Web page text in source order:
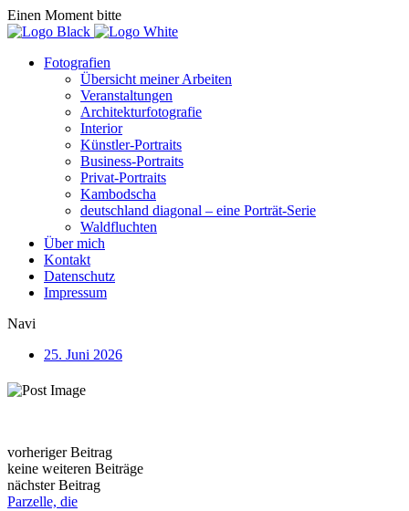
Einen Moment bitte
Fotografien
Übersicht meiner Arbeiten
Veranstaltungen
Architekturfotografie
Interior
Künstler-Portraits
Business-Portraits
Privat-Portraits
Kambodscha
deutschland diagonal – eine Porträt-Serie
Waldfluchten
Über mich
Kontakt
Datenschutz
Impressum
Navi
25. Juni 2026
vorheriger Beitrag
keine weiteren Beiträge
nächster Beitrag
Parzelle, die